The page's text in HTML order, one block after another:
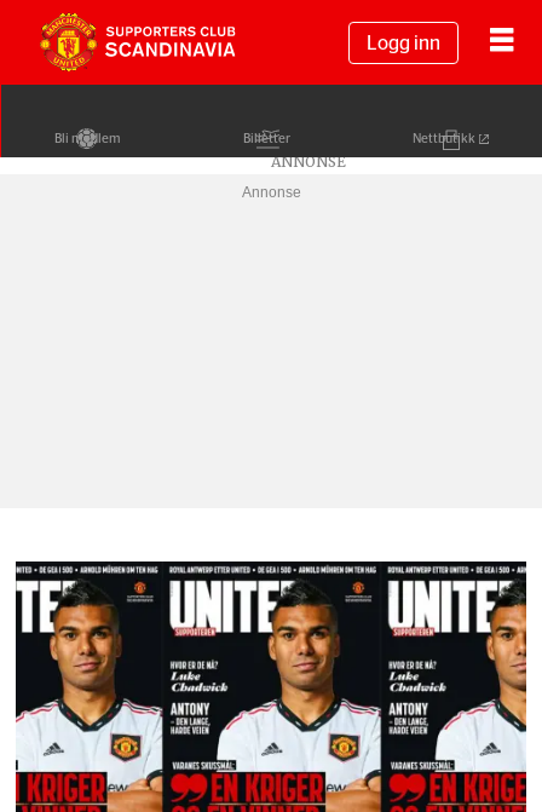
Logg inn
Bli medlem Billetter Nettbutikk
Annonse